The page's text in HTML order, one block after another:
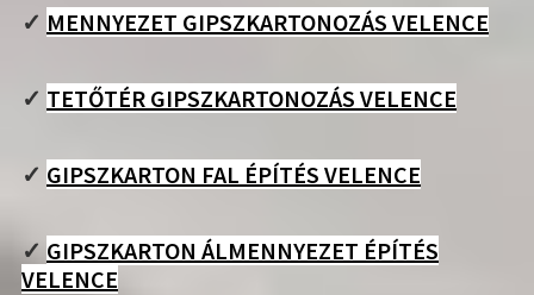
✓ MENNYEZET GIPSZKARTONOZÁS VELENCE
✓ TETŐTÉR GIPSZKARTONOZÁS VELENCE
✓ GIPSZKARTON FAL ÉPÍTÉS VELENCE
✓ GIPSZKARTON ÁLMENNYEZET ÉPÍTÉS
VELENCE